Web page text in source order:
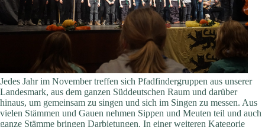
Jedes Jahr im November treffen sich Pfadfindergruppen aus unserer
Landesmark, aus dem ganzen Süddeutschen Raum und darüber
hinaus, um gemeinsam zu singen und sich im Singen zu messen. Aus
vielen Stämmen und Gauen nehmen Sippen und Meuten teil und auch
ganze Stämme bringen Darbietungen. In einer weiteren Kategorie